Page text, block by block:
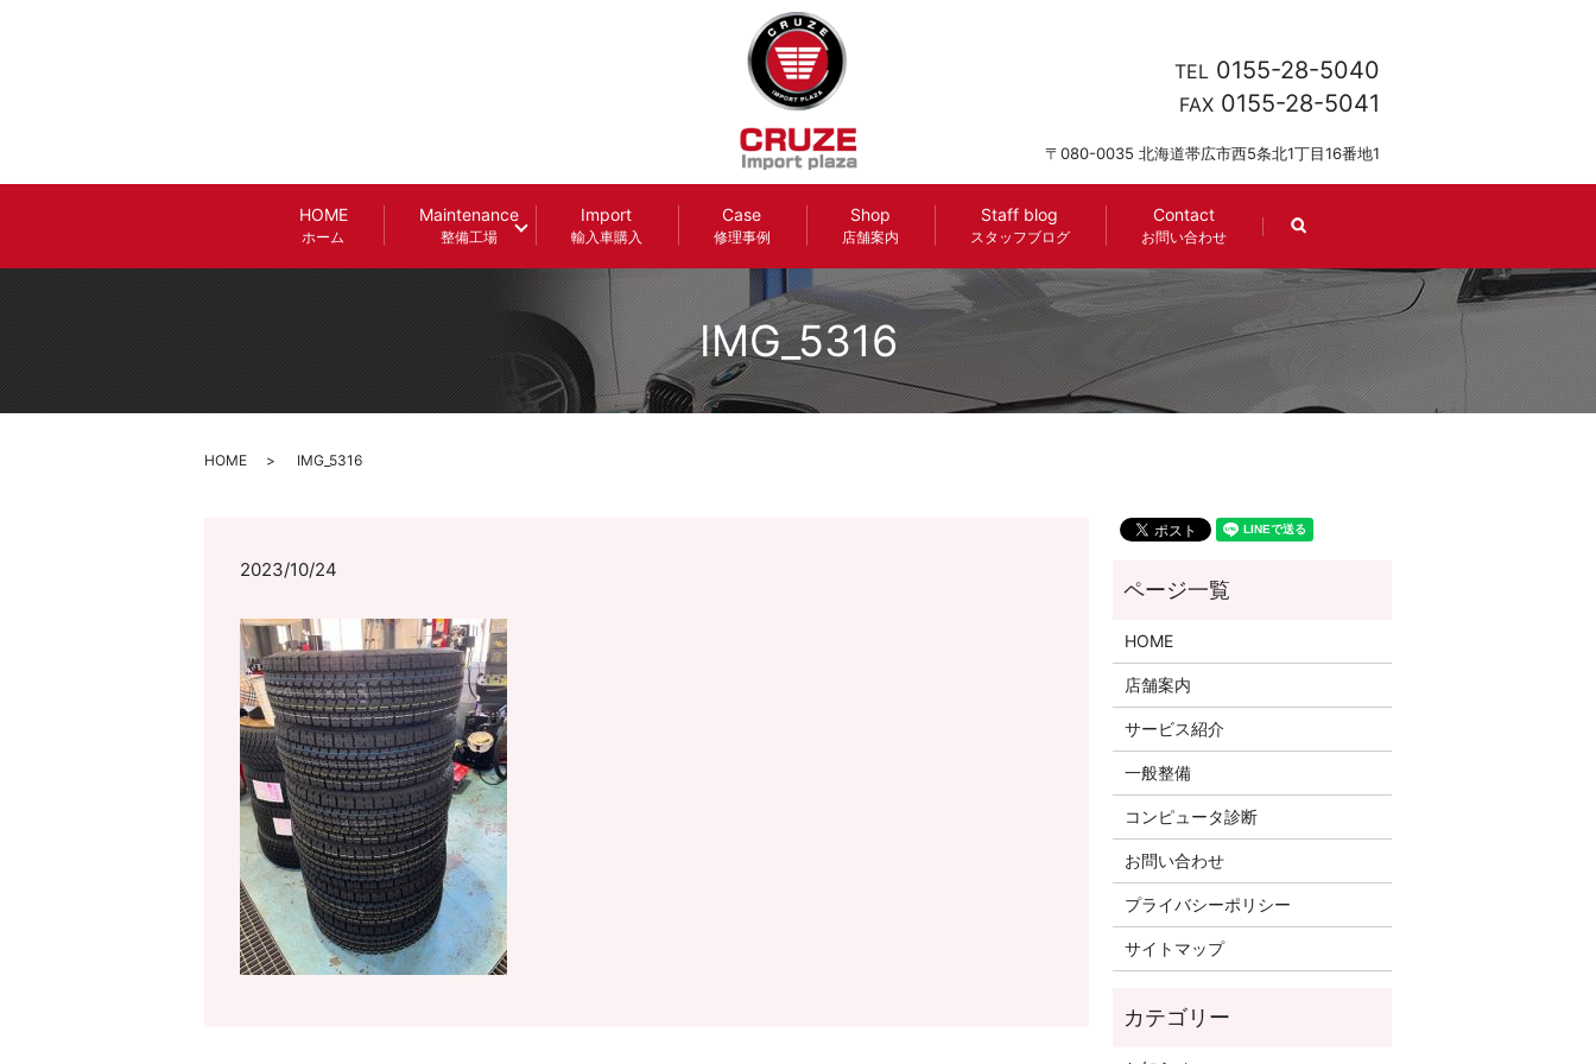
HOME
ホーム
Maintenance
整備工場
Import
輸入車購入
Case
修理事例
Shop
店舗案内
Staff blog
スタッフブログ
Contact
お問い合わせ search
TEL 0155-28-5040
FAX 0155-28-5041
〒080-0035 北海道帯広市西5条北1丁目16番地1
IMG_5316
HOME IMG_5316
2023/10/24
HOME
店舗案内
サービス紹介
一般整備
コンピュータ診断
お問い合わせ
プライバシーポリシー
サイトマップ